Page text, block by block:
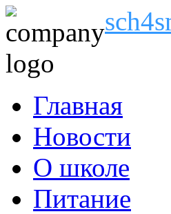
Главная
Новости
О школе
Питание